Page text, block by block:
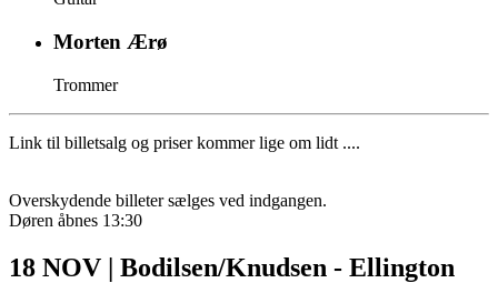
Morten Ærø
Trommer
Link til billetsalg og priser kommer lige om lidt ....
Overskydende billeter sælges ved indgangen.
Døren åbnes 13:30
18 NOV | Bodilsen/Knudsen - Ellington